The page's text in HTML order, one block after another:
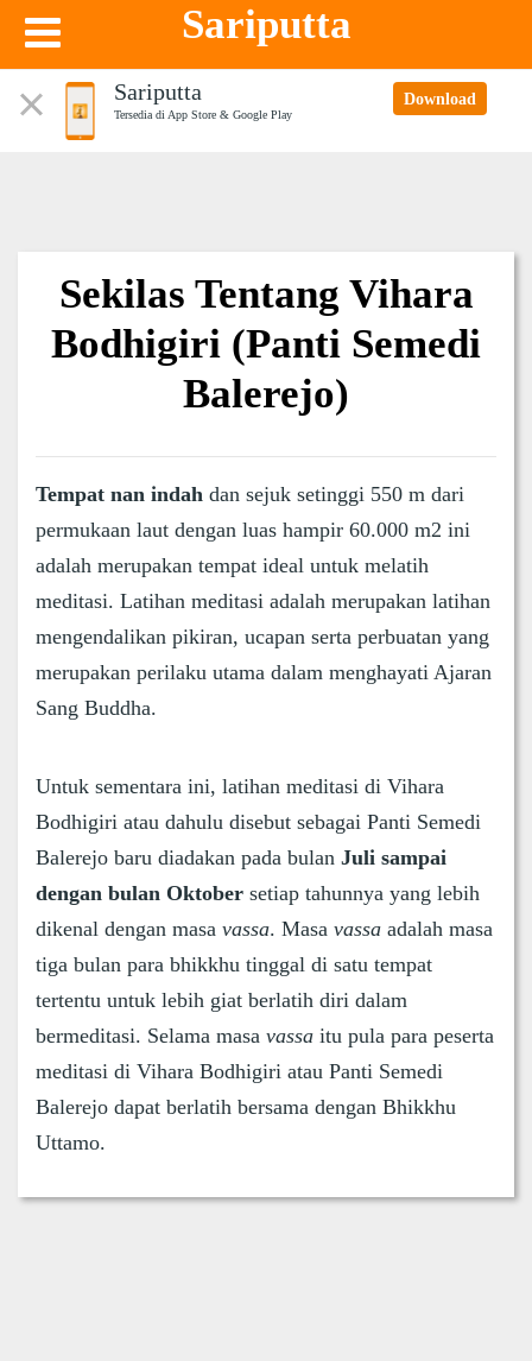
Sariputta
Sariputta
Tersedia di App Store & Google Play
Download
Sekilas Tentang Vihara
Bodhigiri (Panti Semedi
Balerejo)
Tempat nan indah dan sejuk setinggi 550 m dari
permukaan laut dengan luas hampir 60.000 m2 ini
adalah merupakan tempat ideal untuk melatih
meditasi. Latihan meditasi adalah merupakan latihan
mengendalikan pikiran, ucapan serta perbuatan yang
merupakan perilaku utama dalam menghayati Ajaran
Sang Buddha.
Untuk sementara ini, latihan meditasi di Vihara
Bodhigiri atau dahulu disebut sebagai Panti Semedi
Balerejo baru diadakan pada bulan Juli sampai
dengan bulan Oktober setiap tahunnya yang lebih
dikenal dengan masa vassa. Masa vassa adalah masa
tiga bulan para bhikkhu tinggal di satu tempat
tertentu untuk lebih giat berlatih diri dalam
bermeditasi. Selama masa vassa itu pula para peserta
meditasi di Vihara Bodhigiri atau Panti Semedi
Balerejo dapat berlatih bersama dengan Bhikkhu
Uttamo.